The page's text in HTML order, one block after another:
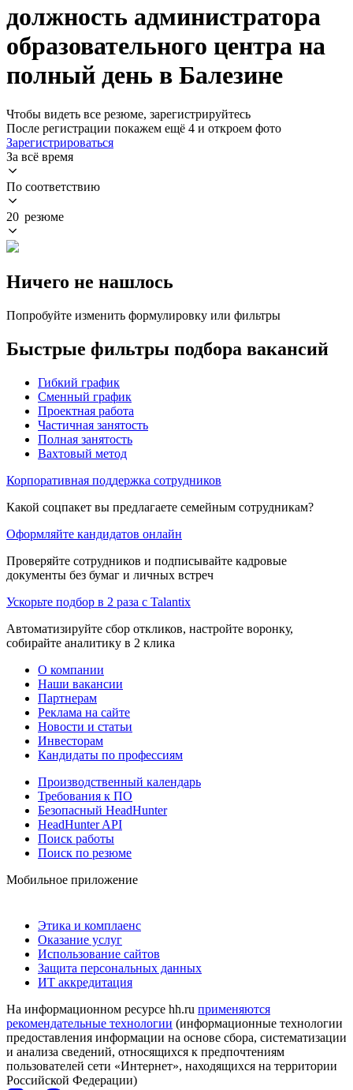
должность администратора
образовательного центра на
полный день в Балезине
Чтобы видеть все резюме, зарегистрируйтесь
После регистрации покажем ещё 4 и откроем фото
Зарегистрироваться
За всё время
По соответствию
20 резюме
Ничего не нашлось
Попробуйте изменить формулировку или фильтры
Быстрые фильтры подбора вакансий
Гибкий график
Сменный график
Проектная работа
Частичная занятость
Полная занятость
Вахтовый метод
Корпоративная поддержка сотрудников
Какой соцпакет вы предлагаете семейным сотрудникам?
Оформляйте кандидатов онлайн
Проверяйте сотрудников и подписывайте кадровые
документы без бумаг и личных встреч
Ускорьте подбор в 2 раза с Talantix
Автоматизируйте сбор откликов, настройте воронку,
собирайте аналитику в 2 клика
О компании
Наши вакансии
Партнерам
Реклама на сайте
Новости и статьи
Инвесторам
Кандидаты по профессиям
Производственный календарь
Требования к ПО
Безопасный HeadHunter
HeadHunter API
Поиск работы
Поиск по резюме
Мобильное приложение
Этика и комплаенс
Оказание услуг
Использование сайтов
Защита персональных данных
ИТ аккредитация
На информационном ресурсе hh.ru применяются
рекомендательные технологии (информационные технологии
предоставления информации на основе сбора, систематизации
и анализа сведений, относящихся к предпочтениям
пользователей сети «Интернет», находящихся на территории
Российской Федерации)